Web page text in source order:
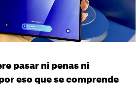
pasar ni penas ni
eso que se comprende